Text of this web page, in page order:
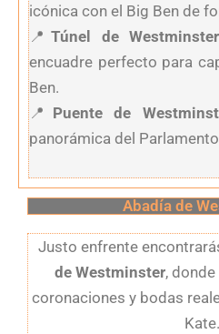
icónica con el Big Ben de
📍Túnel de
encuadre perfecto para
Ben.
📍 Puente de
panorámica del
Abadía de
Justo enfrente
de Westminster,
coronaciones y bodas
Kate.